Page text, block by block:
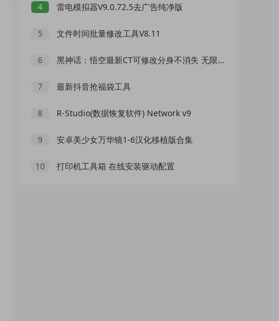
4 雷电模拟器V9.0.72.5去广告纯净版
5 文件时间批量修改工具V8.11
6 黑神话：悟空最新CT可修改分身不消失 无限隐身 无CD
7 最新抖音抢福袋工具
8 R-Studio(数据恢复软件) Network v9
9 安卓美少女万华镜1-6汉化移植版合集
10 打印机工具箱 在线安装驱动配置